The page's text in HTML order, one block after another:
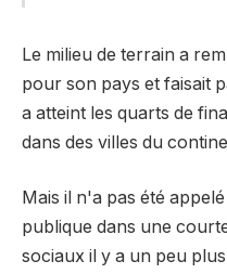
Le milieu de terrain a
pour son pays et faisait
a atteint les quarts de
dans des villes du
Mais il n'a pas été
publique dans une
sociaux il y a un peu